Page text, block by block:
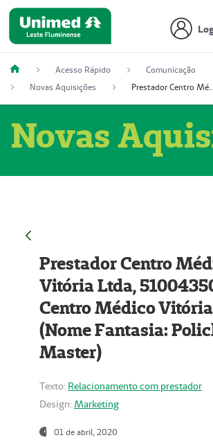
Acesso Rápido
Comunicação
Novas Aquisições
Prestador Centro Médico Vitória Ltda, 51004350-4: Centro Médico Vitória Ltda (Nome Fantasia: Policlínica Master)
Novas
Prestador Centro
Vitória Ltda,
Centro Médico
(Nome Fantasia:
Master)
Texto: Relacionamento com prestador
Design: Marketing
01 de abril, 2020